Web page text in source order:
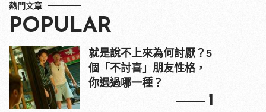
熱門文章
POPULAR
就是說不上來為何討厭？5
個「不討喜」朋友性格，
你遇過哪一種？
1